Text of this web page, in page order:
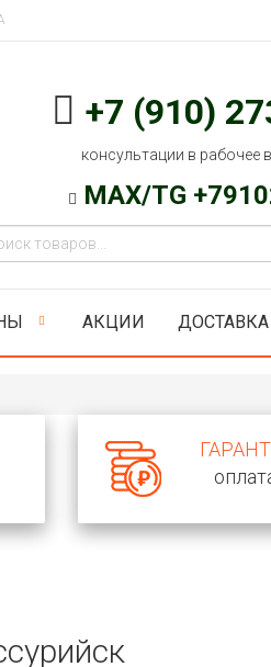
+7 (910)
консультации в рабочее
MAX/TG
АКЦИИ ДОСТАВКА